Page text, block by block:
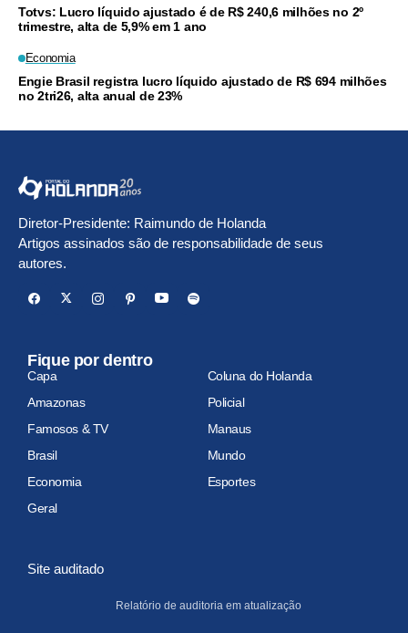
Totvs: Lucro líquido ajustado é de R$ 240,6 milhões no 2º
trimestre, alta de 5,9% em 1 ano
Economia
Engie Brasil registra lucro líquido ajustado de R$ 694 milhões
no 2tri26, alta anual de 23%
Diretor-Presidente: Raimundo de Holanda
Artigos assinados são de responsabilidade de seus
autores.
Fique por dentro
Capa
Coluna do Holanda
Amazonas
Policial
Famosos & TV
Manaus
Brasil
Mundo
Economia
Esportes
Geral
Site auditado
Relatório de auditoria em atualização